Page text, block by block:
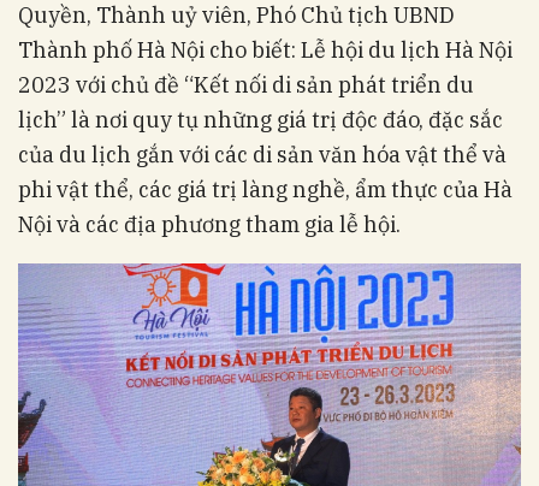
Quyền, Thành uỷ viên, Phó Chủ tịch UBND
Thành phố Hà Nội cho biết: Lễ hội du lịch Hà Nội
2023 với chủ đề “Kết nối di sản phát triển du
lịch” là nơi quy tụ những giá trị độc đáo, đặc sắc
của du lịch gắn với các di sản văn hóa vật thể và
phi vật thể, các giá trị làng nghề, ẩm thực của Hà
Nội và các địa phương tham gia lễ hội.